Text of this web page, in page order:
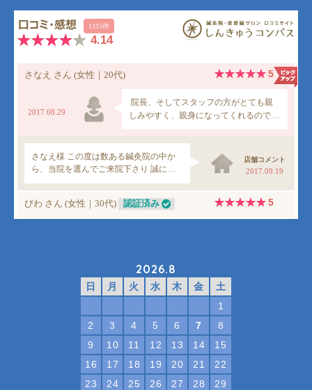
2026.8
日 月 火 水 木 金
土
1
2
3 4 5 6 7
8
9
10 11 12 13 14
15
16
17 18 19 20 21
22
23
24 25 26 27 28
29